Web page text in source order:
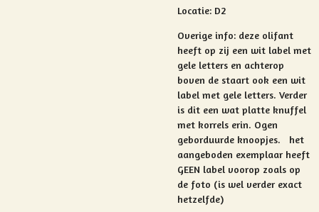
Locatie: D2
Overige info: deze olifant
heeft op zij een wit label met
gele letters en achterop
boven de staart ook een wit
label met gele letters. Verder
is dit een wat platte knuffel
met korrels erin. Ogen
geborduurde knoopjes. het
aangeboden exemplaar heeft
GEEN label voorop zoals op
de foto (is wel verder exact
hetzelfde)